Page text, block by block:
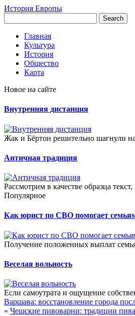
История Европы
Главная
Культура
История
Общество
Карта
Новое на сайте
Внутренняя дистанция
Жак и Бёртон решительно шагнули
Античная традиция
Рассмотрим в качестве образца
Популярное
Как юрист по СВО помогает
Получение положенных выплат
Веселая вольность
Если самоутрата и ощущение
Варшава: восстановление города
« Чешские пивоварни: традиции пива